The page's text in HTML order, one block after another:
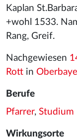
Kaplan
+wohl 1533.
Rang, Greif.
Nachgewiesen
Rott in
Berufe
Pfarrer, Studium
Wirkungsorte